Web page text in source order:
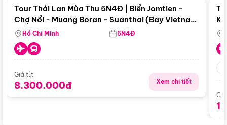
Tour Thái Lan Mùa Thu 5N4Đ | Biển Jomtien -
Chợ Nổi - Muang Boran - Suanthai (Bay Vietnam
Airlines)
Hồ Chí Minh 5N4Đ
Giá từ:
8.300.000đ Xem chi tiết